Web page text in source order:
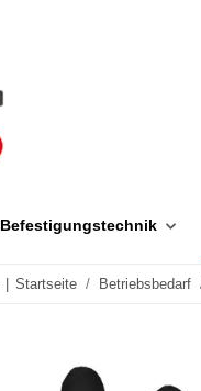
Befestigungstechnik
Startseite Betriebsbedarf